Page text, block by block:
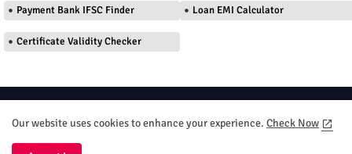
Payment Bank IFSC Finder Loan EMI Calculator
Certificate Validity Checker
Terms and Conditions
DMC
Our website uses cookies to enhance your experience. Check Now